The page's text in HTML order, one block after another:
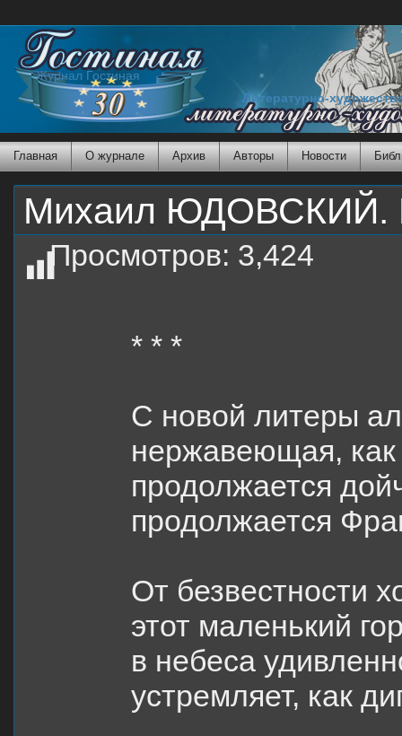
Журнал Гостиная
Литературно-
Главная О журнале Архив Авторы Новости
Михаил ЮДОВСКИЙ.
Просмотров: 3,424
* * *
С новой литеры
нержавеющая, как
продолжается
продолжается
От безвестности
этот маленький
в небеса
устремляет, как